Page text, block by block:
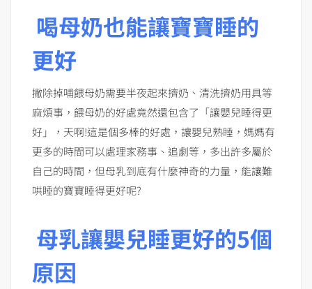
喝母奶也能讓寶寶睡的
更好
撇除掉哺餵母奶需要半夜起來擠奶、清洗擠奶用具等
麻煩事，餵母奶的好處竟然還包含了「讓嬰兒睡得更
好」，天啊!這是個多棒的好處，讓嬰兒熟睡，媽媽有
更多的時間可以處理家務事、追劇等，多出許多屬於
自己的時間，但母乳到底有什麼神奇的力量，能讓難
哄睡的寶寶睡得更好呢?
母乳讓嬰兒睡更好的5個
原因